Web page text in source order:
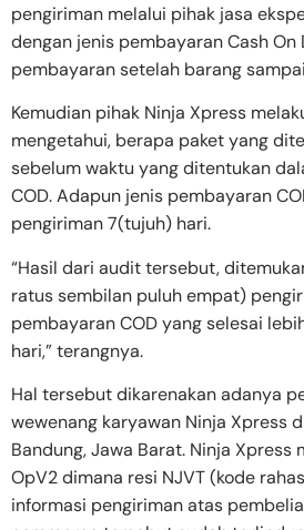
pengiriman melalui pihak jasa
dengan jenis pembayaran Cash On
pembayaran setelah barang
Kemudian pihak Ninja Xpress
mengetahui, berapa paket yang
sebelum waktu yang ditentukan
COD. Adapun jenis pembayaran
pengiriman 7(tujuh) hari.
“Hasil dari audit tersebut,
ratus sembilan puluh empat)
pembayaran COD yang selesai
hari,” terangnya.
Hal tersebut dikarenakan adanya
wewenang karyawan Ninja Xpress
Bandung, Jawa Barat. Ninja Xpress
OpV2 dimana resi NJVT (kode
informasi pengiriman atas